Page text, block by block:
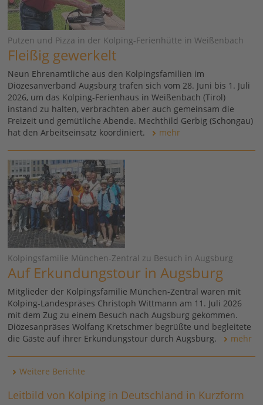
Putzen und Pizza in der Kolping-Ferienhütte in Weißenbach
Fleißig gewerkelt
Neun Ehrenamtliche aus den Kolpingsfamilien im
Diözesanverband Augsburg trafen sich vom 28. Juni bis 1. Juli
2026, um das Kolping-Ferienhaus in Weißenbach (Tirol)
instand zu halten, verbrachten aber auch gemeinsam die
Freizeit und gemütliche Abende. Mechthild Gerbig (Schongau)
hat den Arbeitseinsatz koordiniert.
mehr
Kolpingsfamilie München-Zentral zu Besuch in Augsburg
Auf Erkundungstour in Augsburg
Mitglieder der Kolpingsfamilie München-Zentral waren mit
Kolping-Landespräses Christoph Wittmann am 11. Juli 2026
mit dem Zug zu einem Besuch nach Augsburg gekommen.
Diözesanpräses Wolfang Kretschmer begrüßte und begleitete
die Gäste auf ihrer Erkundungstour durch Augsburg.
mehr
Weitere Berichte
Leitbild von Kolping in Deutschland in Kurzform